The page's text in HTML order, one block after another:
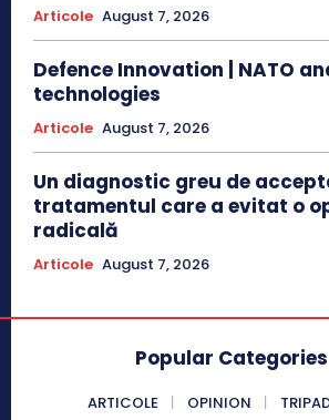
Articole August 7, 2026
Defence Innovation | NATO
technologies
Articole August 7, 2026
Un diagnostic greu de
tratamentul care a evitat o
radicală
Articole August 7, 2026
Popular Categories
ARTICOLE OPINION